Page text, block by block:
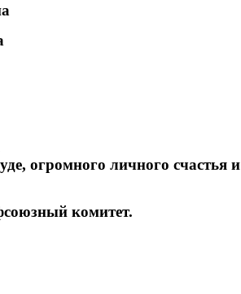
огромного личного счастья и
комитет.